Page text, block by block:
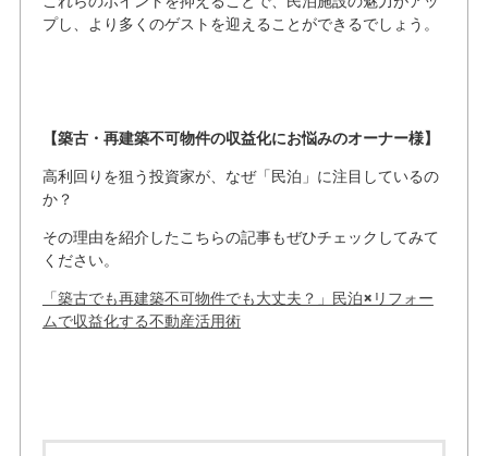
プし、より多くのゲストを迎えることができるでしょう。
【築古・再建築不可物件の収益化にお悩みのオーナー様】
高利回りを狙う投資家が、なぜ「民泊」に注目しているの
か？
その理由を紹介したこちらの記事もぜひチェックしてみて
ください。
「築古でも再建築不可物件でも大丈夫？」民泊×リフォー
ムで収益化する不動産活用術